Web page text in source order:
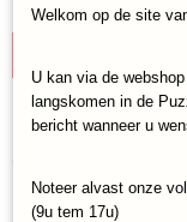
Specificaties
Asmodee-JSECO01NL
Omschrijving
Welkom op de site
U kan via de
langskomen in de
bericht wanneer u
Noteer alvast onze
(9u tem 17u)